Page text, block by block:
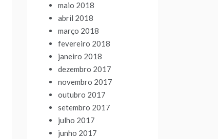
maio 2018
abril 2018
março 2018
fevereiro 2018
janeiro 2018
dezembro 2017
novembro 2017
outubro 2017
setembro 2017
julho 2017
junho 2017